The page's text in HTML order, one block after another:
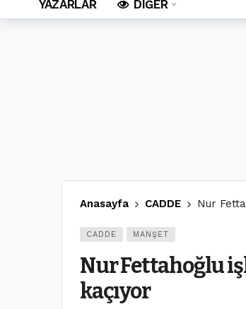
YAZARLAR
DIĞER
Anasayfa CADDE Nur
CADDE MANŞET
Nur Fettahoğlu
kaçıyor